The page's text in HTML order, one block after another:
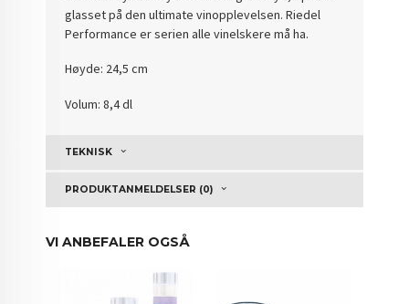
glasset på den ultimate vinopplevelsen. Riedel
Performance er serien alle vinelskere må ha.
Høyde: 24,5 cm
Volum: 8,4 dl
TEKNISK
PRODUKTANMELDELSER (0)
VI ANBEFALER OGSÅ